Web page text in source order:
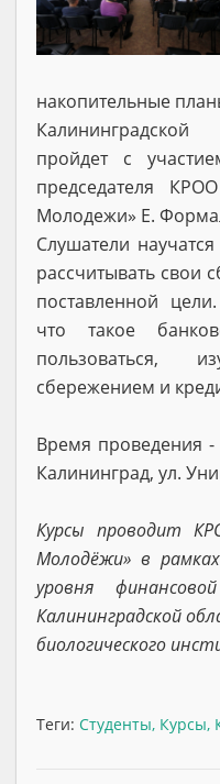
накопительные
пройдет с
председателя
Молодежи» Е.
Слушатели
рассчитывать свои
поставленной
что такое
пользоваться,
сбережением и
Время проведения -
Калининград, ул.
Курсы проводит
Молодёжи» в
уровня
Калининградской
биологического
Теги: Студенты, Курсы,